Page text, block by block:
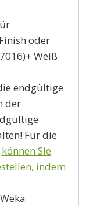
oder
Weiß
endgültige
der
Für die
können Sie
indem